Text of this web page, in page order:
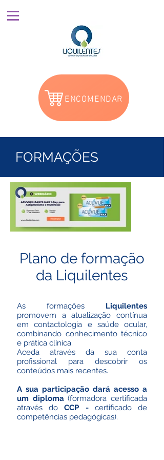
ENCOMENDAR
FORMAÇÕES
Plano de formação
da Liquilentes
As formações Liquilentes
promovem a atualização contínua
em contactologia e saúde ocular,
combinando conhecimento técnico
e prática clínica.
Aceda através da sua conta
profissional para descobrir os
conteúdos mais recentes.
A sua participação dará acesso a
um diploma(formadora certificada
através doCCP - certificado de
competências pedagógicas).